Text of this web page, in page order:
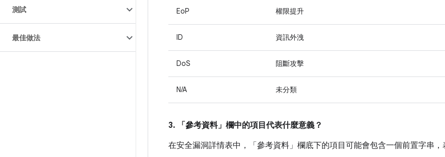
測試
最佳做法
EoP 權限提升
ID 資訊外洩
DoS 阻斷攻擊
N/A 未分類
3. 「參考資料」 欄中的項目代表什麼意義？
在安全漏洞詳情表中，「參考資料」 欄底下的項目可能會包含一個前置字串，